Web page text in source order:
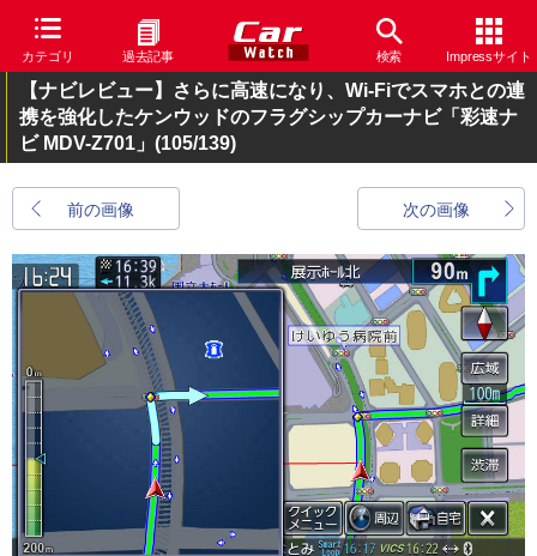
カテゴリ 過去記事 検索 Impressサイト
【ナビレビュー】さらに高速になり、Wi-Fiでスマホとの連
携を強化したケンウッドのフラグシップカーナビ「彩速ナ
ビ MDV-Z701」 (105/139)
前の画像 次の画像